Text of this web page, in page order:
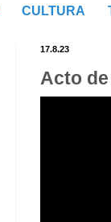
CULTURA
17.8.23
Acto